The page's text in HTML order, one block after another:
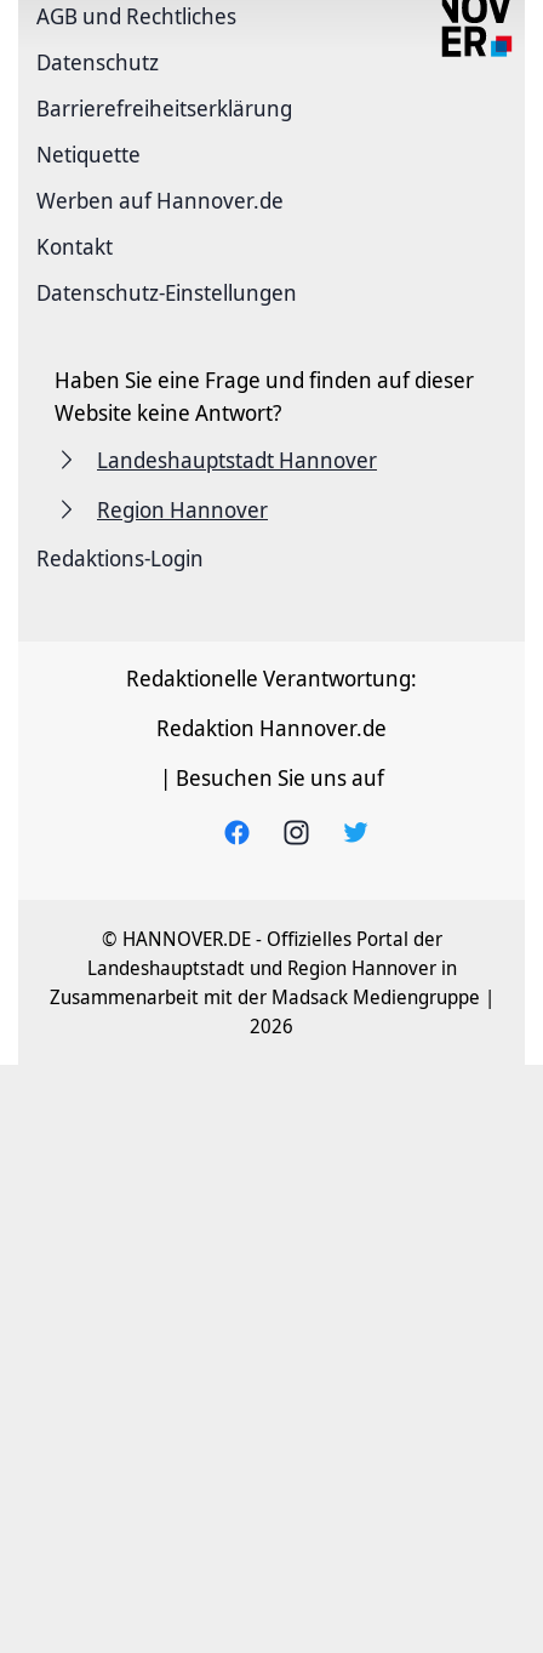
AGB und Rechtliches
Datenschutz
Barriere­freiheits­erklärung
Netiquette
Werben auf Hannover.de
Kontakt
Datenschutz-Einstellungen
Haben Sie eine Frage und finden auf dieser
Website keine Antwort?
Landeshauptstadt Hannover
Region Hannover
Redaktions-Login
Redaktionelle Verantwortung:
Redaktion Hannover.de
| Besuchen Sie uns auf
© HANNOVER.DE - Offizielles Portal der
Landeshauptstadt und Region Hannover in
Zusammenarbeit mit der Madsack Mediengruppe |
2026